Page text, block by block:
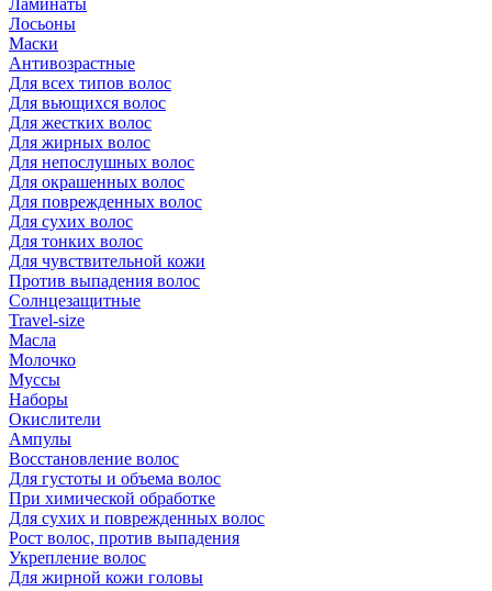
Ламинаты
Лосьоны
Маски
Антивозрастные
Для всех типов волос
Для вьющихся волос
Для жестких волос
Для жирных волос
Для непослушных волос
Для окрашенных волос
Для поврежденных волос
Для сухих волос
Для тонких волос
Для чувствительной кожи
Против выпадения волос
Солнцезащитные
Travel-size
Масла
Молочко
Муссы
Наборы
Окислители
Ампулы
Восстановление волос
Для густоты и объема волос
При химической обработке
Для сухих и поврежденных волос
Рост волос, против выпадения
Укрепление волос
Для жирной кожи головы